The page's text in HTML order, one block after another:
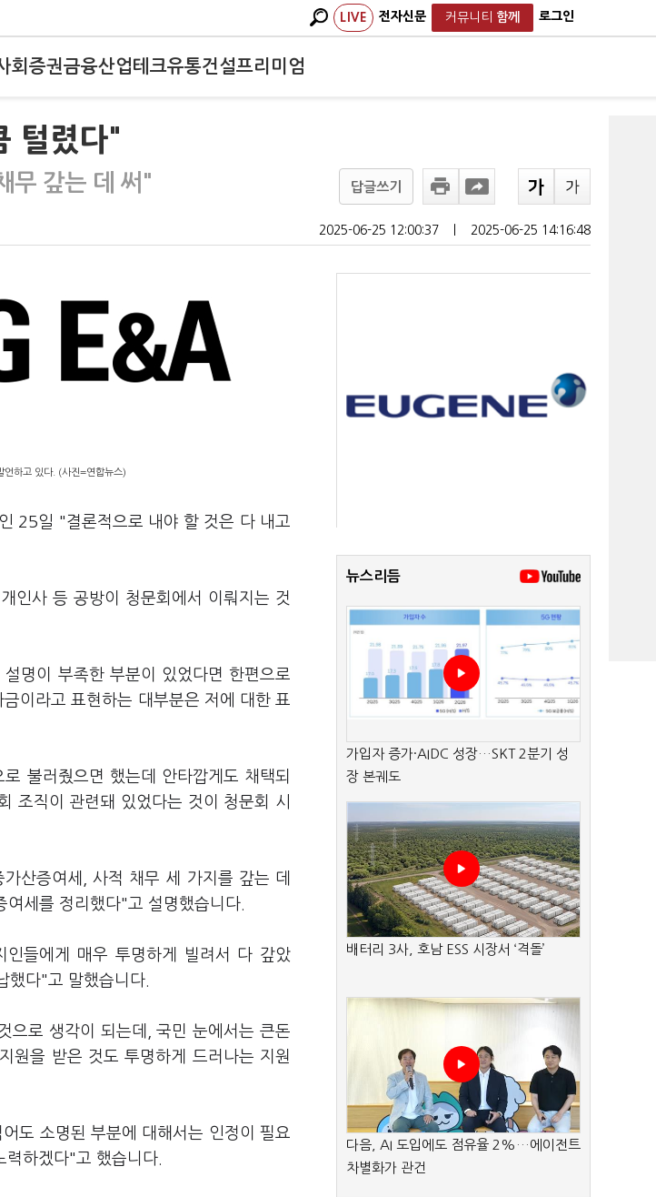
LIVE 전자신문 커뮤니티 함께 로그인
회 증권금융산업테크유통건설프리미엄
털렸다"
무 갚는 데 써" 답글쓰기
2025-06-25 12:00:37 2025-06-25 14:16:48
언하고 있다. (사진=연합뉴스)
25일 "결론적으로 내야 할 것은 다 내고
인사 등 공방이 청문회에서 이뤄지는 것
명이 부족한 부분이 있었다면 한편으로
이라고 표현하는 대부분은 저에 대한 표
불러줬으면 했는데 안타깝게도 채택되
조직이 관련돼 있었다는 것이 청문회 시
산증여세, 사적 채무 세 가지를 갚는 데
세를 정리했다"고 설명했습니다.
들에게 매우 투명하게 빌려서 다 갚았
다"고 말했습니다.
으로 생각이 되는데, 국민 눈에서는 큰돈
원을 받은 것도 투명하게 드러나는 지원
도 소명된 부분에 대해서는 인정이 필요
하겠다"고 했습니다.
뉴스리듬
가입자 증가·AIDC 성장…SKT 2분기 성
장 본궤도
배터리 3사, 호남 ESS 시장서 ‘격돌’
다음, AI 도입에도 점유율 2%…에이전트
차별화가 관건